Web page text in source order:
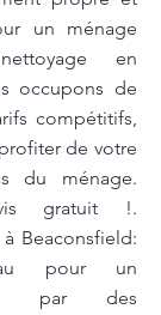
un ménage
en
occupons de
compétitifs,
de votre
du ménage.
gratuit !.
Beaconsfield:
pour un
par des